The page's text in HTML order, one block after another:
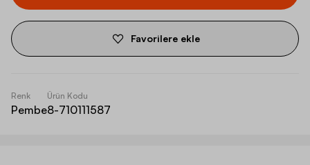
Favorilere ekle
Renk
Pembe
Ürün Kodu
8-710111587